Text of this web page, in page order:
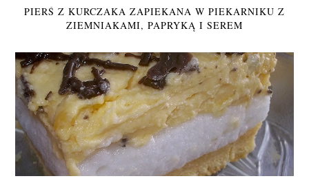
PIERŚ Z KURCZAKA ZAPIEKANA W PIEKARNIKU Z
ZIEMNIAKAMI, PAPRYKĄ I SEREM